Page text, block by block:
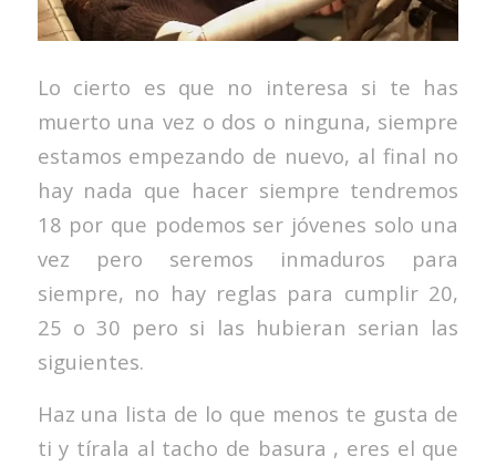
Lo cierto es que no interesa si te has
muerto una vez o dos o ninguna, siempre
estamos empezando de nuevo, al final no
hay nada que hacer siempre tendremos
18 por que podemos ser jóvenes solo una
vez pero seremos inmaduros para
siempre, no hay reglas para cumplir 20,
25 o 30 pero si las hubieran serian las
siguientes.
Haz una lista de lo que menos te gusta de
ti y tírala al tacho de basura , eres el que